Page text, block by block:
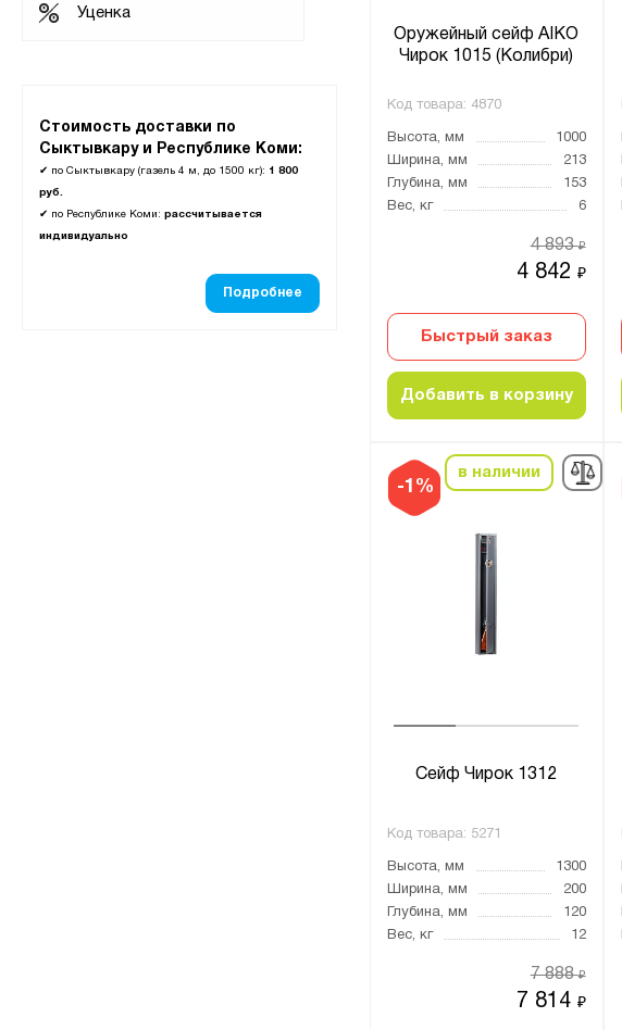
Уценка
Стоимость доставки по
Сыктывкару и Республике Коми:
✔ по Сыктывкару (газель 4 м, до 1500 кг): 1 800
руб.
✔ по Республике Коми: рассчитывается
индивидуально
Подробнее
Оружейный сейф AIKO
Чирок 1015 (Колибри)
Код товара: 4870
Высота, мм
1000
Ширина, мм
213
Глубина, мм
153
Вес, кг
6
4 842 ₽
4 893₽
Быстрый заказ
Добавить в корзину
-1%
в наличии
Сейф Чирок 1312
Код товара: 5271
Высота, мм
1300
Ширина, мм
200
Глубина, мм
120
Вес, кг
12
7 814 ₽
7 888₽